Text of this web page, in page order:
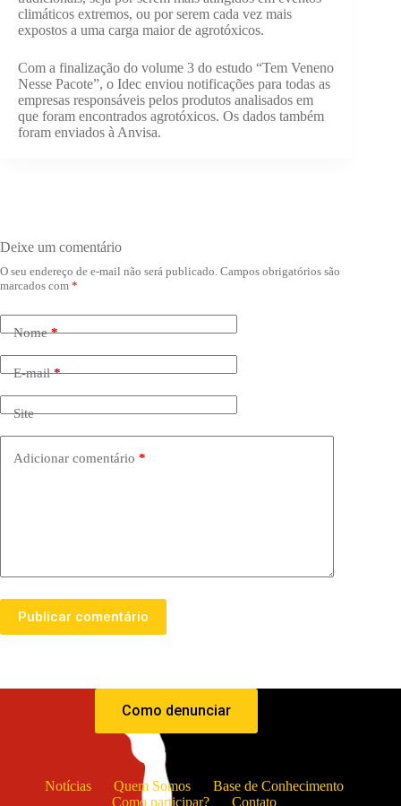
climáticos extremos, ou por serem cada vez mais
expostos a uma carga maior de agrotóxicos.
Com a finalização do volume 3 do estudo “Tem Veneno
Nesse Pacote”, o Idec enviou notificações para todas as
empresas responsáveis pelos produtos analisados em
que foram encontrados agrotóxicos. Os dados também
foram enviados à Anvisa.
Deixe um comentário
O seu endereço de e-mail não será publicado. Campos obrigatórios são
marcados com *
Nome*
E-mail*
Site
Adicionar comentário *
Publicar comentário
Como denunciar
Notícias Quem Somos
Base de Conhecimento
Como participar?
Contato